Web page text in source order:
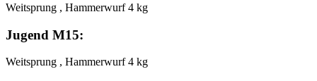
Weitsprung , Hammerwurf 4 kg
Jugend M15:
Weitsprung , Hammerwurf 4 kg